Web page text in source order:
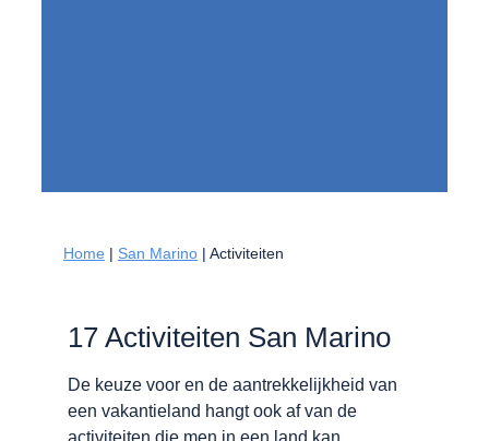
Home | San Marino | Activiteiten
17 Activiteiten San Marino
De keuze voor en de aantrekkelijkheid van
een vakantieland hangt ook af van de
activiteiten die men in een land kan